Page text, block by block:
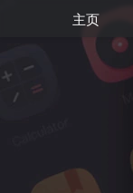
主页